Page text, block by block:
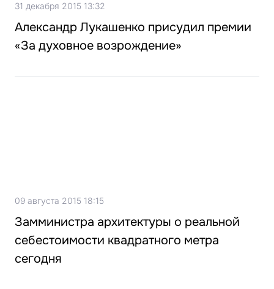
31 декабря 2015 13:32
Александр Лукашенко присудил премии
«За духовное возрождение»
09 августа 2015 18:15
Замминистра архитектуры о реальной
себестоимости квадратного метра
сегодня